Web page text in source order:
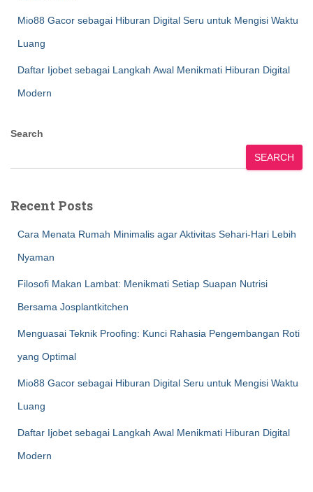
Mio88 Gacor sebagai Hiburan Digital Seru untuk Mengisi Waktu
Luang
Daftar Ijobet sebagai Langkah Awal Menikmati Hiburan Digital
Modern
Search
SEARCH
Recent Posts
Cara Menata Rumah Minimalis agar Aktivitas Sehari-Hari Lebih
Nyaman
Filosofi Makan Lambat: Menikmati Setiap Suapan Nutrisi
Bersama Josplantkitchen
Menguasai Teknik Proofing: Kunci Rahasia Pengembangan Roti
yang Optimal
Mio88 Gacor sebagai Hiburan Digital Seru untuk Mengisi Waktu
Luang
Daftar Ijobet sebagai Langkah Awal Menikmati Hiburan Digital
Modern